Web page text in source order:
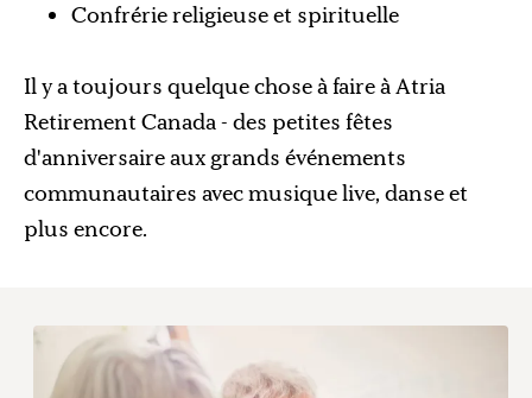
Confrérie religieuse et spirituelle
Il y a toujours quelque chose à faire à Atria
Retirement Canada - des petites fêtes
d'anniversaire aux grands événements
communautaires avec musique live, danse et
plus encore.